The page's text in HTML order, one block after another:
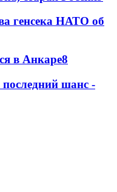
генсека НАТО об
в Анкаре8
шанс -